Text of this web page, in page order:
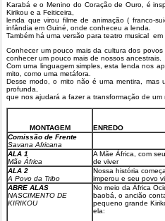
Karabá e o Menino do Coração de Ouro, é
Kirikou e a Feiticeira,
lenda que virou filme de animação ( franco-
infândia em Guiné, onde conheceu a lenda.
Também há uma versão para teatro musical em
Conhecer um pouco mais da cultura dos
conhecer um pouco mais de nossos ancestrais.
Com uma linguagem simples, esta lenda nos
mito, como uma metáfora.
Desse modo, o mito não é uma mentira, mas
profunda,
que nos ajudará a fazer a transformação de um
MONTAGEM
ENREDO
Comissão de Frente
Savana Africana
ALA 1
Mãe África
A Mãe África, com
de viver
ALA 2
A Povo da Tribo
Nossa história
imperou e seu povo
ABRE ALAS
NASCIMENTO DE
KIRIKOU
No meio da África
baobá, o ancião
pequeno grande
ela: